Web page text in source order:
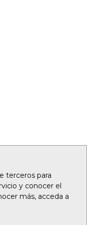
terceros para
y conocer el
más, acceda a